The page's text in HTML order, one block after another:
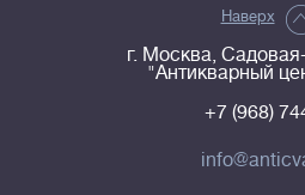
Наверх
г. Москва,
"Антикварный
+7 (968)